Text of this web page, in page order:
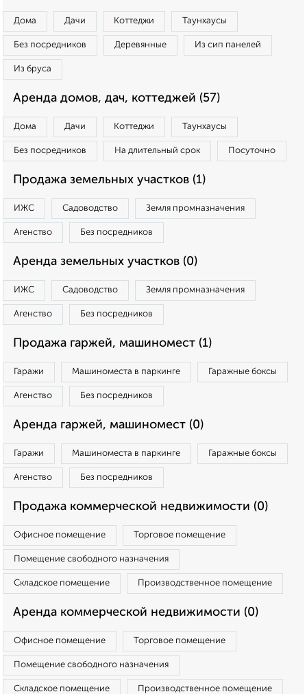
Дома Дачи Коттеджи Таунхаусы
Без посредников Деревянные Из сип панелей
Из бруса
Аренда домов, дач, коттеджей (57)
Дома Дачи Коттеджи Таунхаусы
Без посредников На длительный срок Посуточно
Продажа земельных участков (1)
ИЖС Садоводство Земля промназначения
Агенство Без посредников
Аренда земельных участков (0)
ИЖС Садоводство Земля промназначения
Агенство Без посредников
Продажа гаржей, машиномест (1)
Гаражи Машиноместа в паркинге Гаражные боксы
Агенство Без посредников
Аренда гаржей, машиномест (0)
Гаражи Машиноместа в паркинге Гаражные боксы
Агенство Без посредников
Продажа коммерческой недвижимости (0)
Офисное помещение Торговое помещение
Помещение свободного назначения
Складское помещение Производственное помещение
Аренда коммерческой недвижимости (0)
Офисное помещение Торговое помещение
Помещение свободного назначения
Складское помещение Производственное помещение